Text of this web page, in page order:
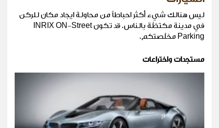
ليس هنالك شيء أكثر احباطاً من محاولة ايجاد مكان للركن
في مدينة مكتظّة بالناس. قد تكون INRIX ON-Street
Parking مخلّصتكم.
مستجدات واختراعات